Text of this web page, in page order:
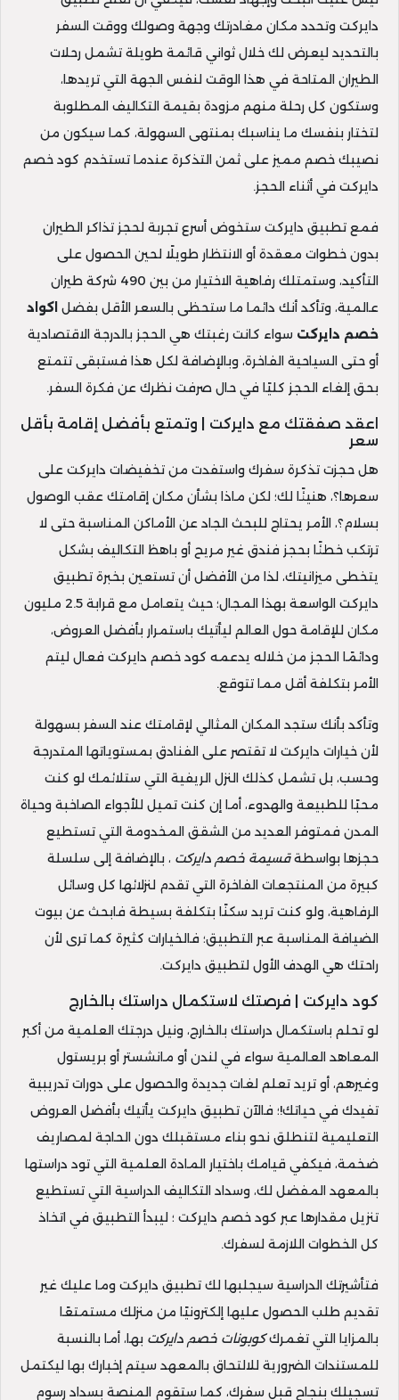
دايركت وتحدد مكان مغادرتك وجهة وصولك ووقت السفر
بالتحديد ليعرض لك خلال ثواني قائمة طويلة تشمل رحلات
الطيران المتاحة في هذا الوقت لنفس الجهة التي تريدها،
وستكون كل رحلة منهم مزودة بقيمة التكاليف المطلوبة
لتختار بنفسك ما يناسبك بمنتهى السهولة، كما سيكون من
نصيبك خصم مميز على ثمن التذكرة عندما تستخدم كود خصم
دايركت في أثناء الحجز.
فمع تطبيق دايركت ستخوض أسرع تجربة لحجز تذاكر الطيران
بدون خطوات معقدة أو الانتظار طويلًا لحين الحصول على
التأكيد، وستمتلك رفاهية الاختيار من بين 490 شركة طيران
عالمية، وتأكد أنك دائما ما ستحظى بالسعر الأقل بفضل اكواد
خصم دايركت سواء كانت رغبتك هي الحجز بالدرجة الاقتصادية
أو حتى السياحية الفاخرة، وبالإضافة لكل هذا فستبقى تتمتع
بحق إلغاء الحجز كليًا في حال صرفت نظرك عن فكرة السفر.
اعقد صفقتك مع دايركت | وتمتع بأفضل إقامة بأقل
سعر
هل حجزت تذكرة سفرك واستفدت من تخفيضات دايركت على
سعرها؟، هنيئًا لك؛ لكن ماذا بشأن مكان إقامتك عقب الوصول
بسلام؟، الأمر يحتاج للبحث الجاد عن الأماكن المناسبة حتى لا
ترتكب خطئًا بحجز فندق غير مريح أو باهظ التكاليف بشكل
يتخطى ميزانيتك، لذا من الأفضل أن تستعين بخبرة تطبيق
دايركت الواسعة بهذا المجال؛ حيث يتعامل مع قرابة 2.5 مليون
مكان للإقامة حول العالم ليأتيك باستمرار بأفضل العروض،
ودائمًا الحجز من خلاله يدعمه كود خصم دايركت فعال ليتم
الأمر بتكلفة أقل مما تتوقع.
وتأكد بأنك ستجد المكان المثالي لإقامتك عند السفر بسهولة
لأن خيارات دايركت لا تقتصر على الفنادق بمستوياتها المتدرجة
وحسب، بل تشمل كذلك النزل الريفية التي ستلائمك لو كنت
محبًا للطبيعة والهدوء، أما إن كنت تميل للأجواء الصاخبة وحياة
المدن فمتوفر العديد من الشقق المخدومة التي تستطيع
حجزها بواسطةقسيمة خصم دايركت ، بالإضافة إلى سلسلة
كبيرة من المنتجعات الفاخرة التي تقدم لنزلائها كل وسائل
الرفاهية، ولو كنت تريد سكنًا بتكلفة بسيطة فابحث عن بيوت
الضيافة المناسبة عبر التطبيق؛ فالخيارات كثيرة كما ترى لأن
راحتك هي الهدف الأول لتطبيق دايركت.
كود دايركت | فرصتك لاستكمال دراستك بالخارج
لو تحلم باستكمال دراستك بالخارج، ونيل درجتك العلمية من أكبر
المعاهد العالمية سواء في لندن أو مانشستر أو بريستول
وغيرهم، أو تريد تعلم لغات جديدة والحصول على دورات تدريبية
تفيدك في حياتك!؛ فالآن تطبيق دايركت يأتيك بأفضل العروض
التعليمية لتنطلق نحو بناء مستقبلك دون الحاجة لمصاريف
ضخمة، فيكفي قيامك باختيار المادة العلمية التي تود دراستها
بالمعهد المفضل لك، وسداد التكاليف الدراسية التي تستطيع
تنزيل مقدارها عبر كود خصم دايركت ؛ ليبدأ التطبيق في اتخاذ
كل الخطوات اللازمة لسفرك.
فتأشيرتك الدراسية سيجلبها لك تطبيق دايركت وما عليك غير
تقديم طلب الحصول عليها إلكترونيًا من منزلك مستمتعًا
بالمزايا التي تغمرككوبونات خصم دايركت بها، أما بالنسبة
للمستندات الضرورية للالتحاق بالمعهد سيتم إخبارك بها ليكتمل
تسجيلك بنجاح قبل سفرك، كما ستقوم المنصة بسداد رسوم